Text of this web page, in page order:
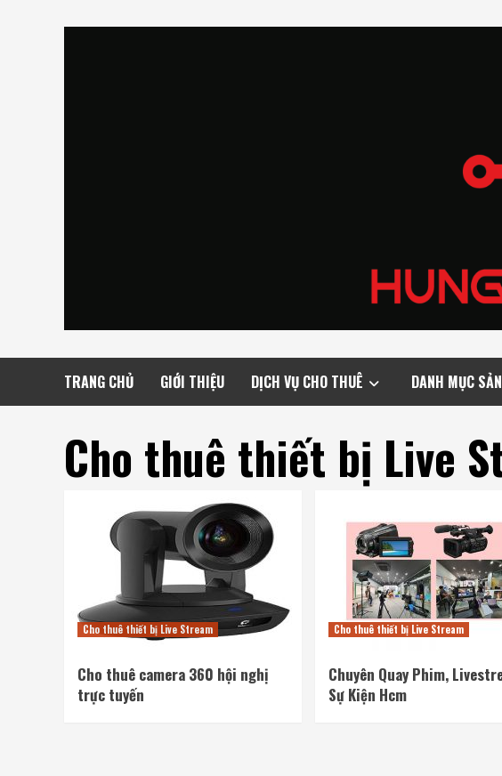
TRANG CHỦ GIỚI THIỆU DỊCH VỤ CHO THUÊ DANH MỤC
Cho thuê thiết bị Live
Cho thuê thiết bị Live Stream
Cho thuê camera 360 hội nghị
trực tuyến
Cho thuê thiết bị Live Stream
Chuyên Quay Phim,
Sự Kiện Hcm